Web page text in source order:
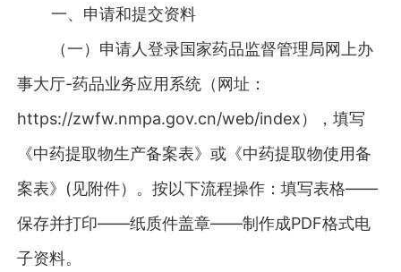
一、申请和提交资料
（一）申请人登录国家药品监督管理局网上办
事大厅-药品业务应用系统（网址：
https://zwfw.nmpa.gov.cn/web/index），填写
《中药提取物生产备案表》或《中药提取物使用备
案表》(见附件）。按以下流程操作：填写表格——
保存并打印——纸质件盖章——制作成PDF格式电
子资料。